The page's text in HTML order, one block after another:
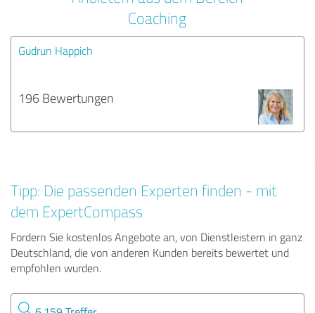
Coaching
Gudrun Happich
196 Bewertungen
Tipp: Die passenden Experten finden - mit
dem ExpertCompass
Fordern Sie kostenlos Angebote an, von Dienstleistern in ganz
Deutschland, die von anderen Kunden bereits bewertet und
empfohlen wurden.